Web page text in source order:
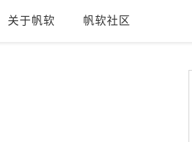
关于帆软 帆软社区